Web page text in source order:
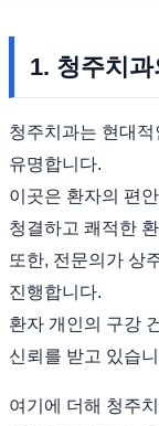
1. 청주치
청주치과는 현대
유명합니다.
이곳은 환자의 편
청결하고 쾌적한
또한, 전문의가 상
진행합니다.
환자 개인의 구강
신뢰를 받고 있습
여기에 더해 청주